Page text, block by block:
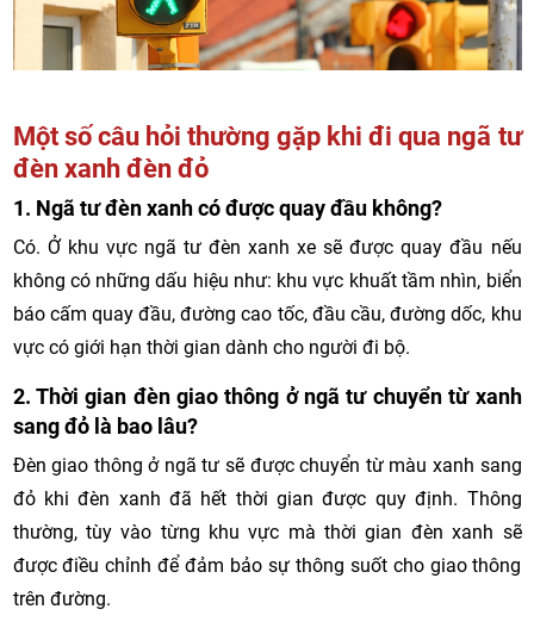
Một số câu hỏi thường gặp khi đi qua ngã tư
đèn xanh đèn đỏ
1. Ngã tư đèn xanh có được quay đầu không?
Có. Ở khu vực ngã tư đèn xanh xe sẽ được quay đầu nếu
không có những dấu hiệu như: khu vực khuất tầm nhìn, biển
báo cấm quay đầu, đường cao tốc, đầu cầu, đường dốc, khu
vực có giới hạn thời gian dành cho người đi bộ.
2. Thời gian đèn giao thông ở ngã tư chuyển từ xanh
sang đỏ là bao lâu?
Đèn giao thông ở ngã tư sẽ được chuyển từ màu xanh sang
đỏ khi đèn xanh đã hết thời gian được quy định. Thông
thường, tùy vào từng khu vực mà thời gian đèn xanh sẽ
được điều chỉnh để đảm bảo sự thông suốt cho giao thông
trên đường.